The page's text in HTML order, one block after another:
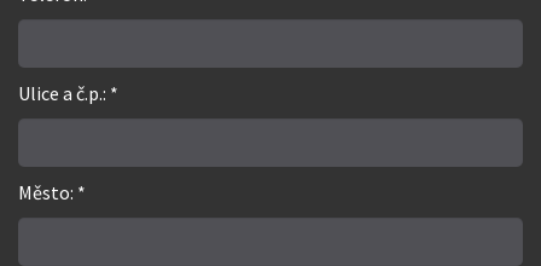
Ulice a č.p.: *
Město: *